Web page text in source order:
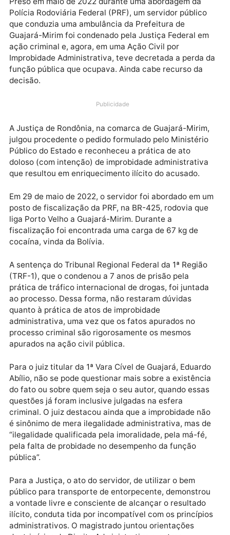
Preso em maio de 2022 durante uma abordagem da
Polícia Rodoviária Federal (PRF), um servidor público
que conduzia uma ambulância da Prefeitura de
Guajará-Mirim foi condenado pela Justiça Federal
Improbidade Administrativa, teve decretada a perda
função pública que ocupava. Ainda cabe recurso da
decisão.
Publicidade
julgou procedente o pedido formulado pelo
Público do Estado e reconheceu a prática de ato
doloso (com intenção) de improbidade
que resultou em enriquecimento ilícito do acusado.
Em 29 de maio de 2022, o servidor foi abordado em
posto de fiscalização da PRF, na BR-425, rodovia
liga Porto Velho a Guajará-Mirim. Durante a
fiscalização foi encontrada uma carga de 67 kg de
cocaína, vinda da Bolívia.
A sentença do Tribunal Regional Federal da 1ª Região
prática de tráfico internacional de drogas, foi
ao processo. Dessa forma, não restaram dúvidas
quanto à prática de atos de improbidade
administrativa, uma vez que os fatos apurados no
processo criminal são rigorosamente os mesmos
apurados na ação civil pública.
Para o juiz titular da 1ª Vara Cível de Guajará,
do fato ou sobre quem seja o seu autor, quando
questões já foram inclusive julgadas na esfera
criminal. O juiz destacou ainda que a improbidade
é sinônimo de mera ilegalidade administrativa, mas
“ilegalidade qualificada pela imoralidade, pela má-fé,